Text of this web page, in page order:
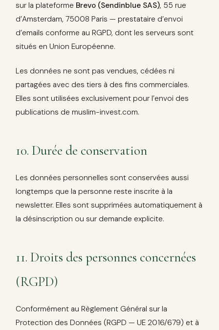
sur la plateforme Brevo (Sendinblue SAS), 55 rue
d’Amsterdam, 75008 Paris — prestataire d’envoi
d’emails conforme au RGPD, dont les serveurs sont
situés en Union Européenne.
Les données ne sont pas vendues, cédées ni
partagées avec des tiers à des fins commerciales.
Elles sont utilisées exclusivement pour l’envoi des
publications de muslim-invest.com.
10. Durée de conservation
Les données personnelles sont conservées aussi
longtemps que la personne reste inscrite à la
newsletter. Elles sont supprimées automatiquement à
la désinscription ou sur demande explicite.
11. Droits des personnes concernées
(RGPD)
Conformément au Règlement Général sur la
Protection des Données (RGPD — UE 2016/679) et à